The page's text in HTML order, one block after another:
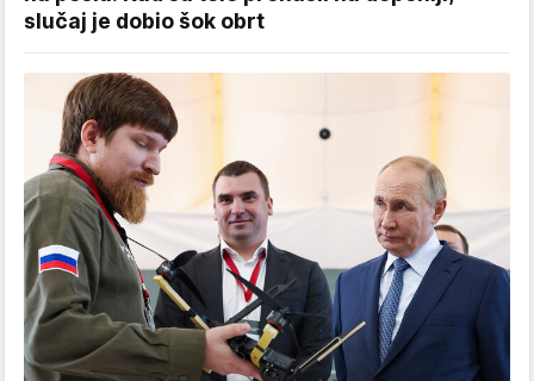
slučaj je dobio šok obrt